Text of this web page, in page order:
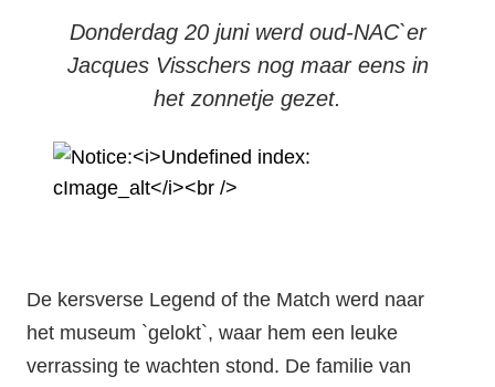
Donderdag 20 juni werd oud-NAC`er
Jacques Visschers nog maar eens in
het zonnetje gezet.
De kersverse Legend of the Match werd naar
het museum `gelokt`, waar hem een leuke
verrassing te wachten stond. De familie van